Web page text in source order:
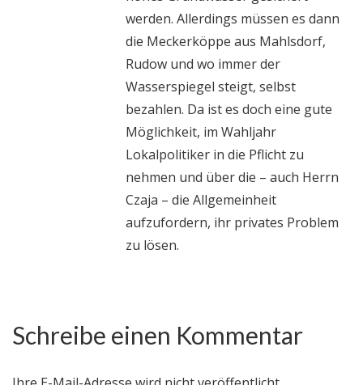
werden. Allerdings müssen es dann
die Meckerköppe aus Mahlsdorf,
Rudow und wo immer der
Wasserspiegel steigt, selbst
bezahlen. Da ist es doch eine gute
Möglichkeit, im Wahljahr
Lokalpolitiker in die Pflicht zu
nehmen und über die – auch Herrn
Czaja – die Allgemeinheit
aufzufordern, ihr privates Problem
zu lösen.
Schreibe einen Kommentar